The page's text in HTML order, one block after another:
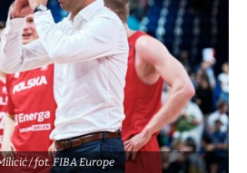
/ fot. FIBA Europe